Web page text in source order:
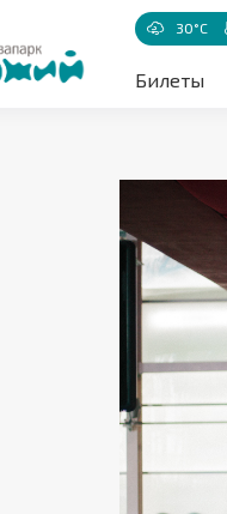
30°C
Билеты